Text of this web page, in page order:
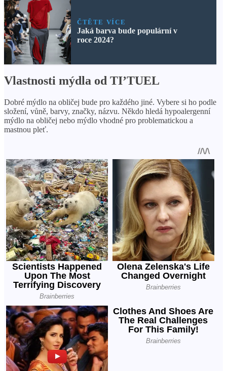
ČTĚTE VÍCE
Jaká barva bude populární v
roce 2024?
Vlastnosti mýdla od TI’TUEL
Dobré mýdlo na obličej bude pro každého jiné. Vybere si ho podle
složení, vůně, barvy, značky, názvu. Někdo hledá hypoalergenní
mýdlo na obličej nebo mýdlo vhodné pro problematickou a
mastnou pleť.